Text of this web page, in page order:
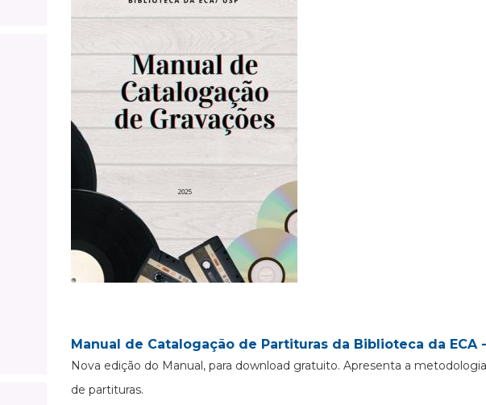
Manual de Catalogação de Partituras da Biblioteca da ECA
Nova edição do Manual, para download gratuito. Apresenta a
de partituras.